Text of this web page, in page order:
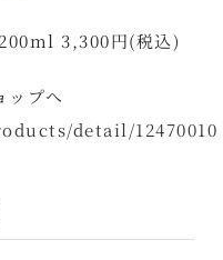
3,300円(税込)
ップへ
detail/12470010